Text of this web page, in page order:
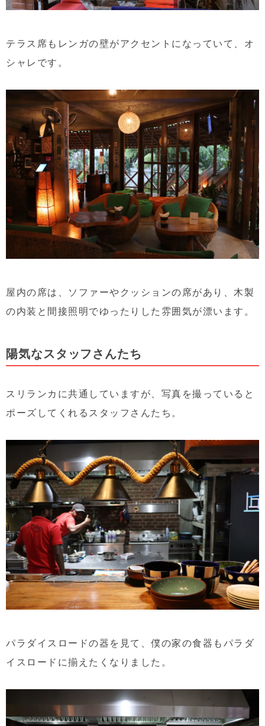
テラス席もレンガの壁がアクセントになっていて、オ
シャレです。
屋内の席は、ソファーやクッションの席があり、木製
の内装と間接照明でゆったりした雰囲気が漂います。
陽気なスタッフさんたち
スリランカに共通していますが、写真を撮っていると
ポーズしてくれるスタッフさんたち。
パラダイスロードの器を見て、僕の家の食器もパラダ
イスロードに揃えたくなりました。